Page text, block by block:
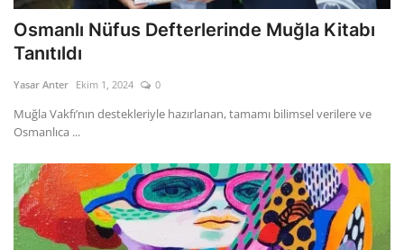
Osmanlı Nüfus Defterlerinde Muğla Kitabı
Tanıtıldı
Yasar Anter Ekim 1, 2024 0
Muğla Vakfı’nın destekleriyle hazırlanan, tamamı bilimsel verilere ve
Osmanlıca ...